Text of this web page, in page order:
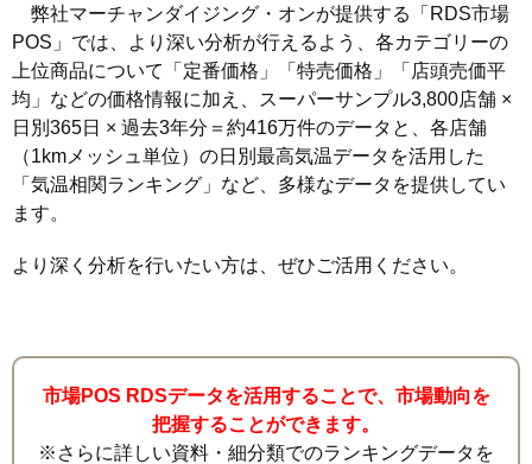
弊社マーチャンダイジング・オンが提供する「RDS市場
POS」では、より深い分析が行えるよう、各カテゴリーの
上位商品について「定番価格」「特売価格」「店頭売価平
均」などの価格情報に加え、スーパーサンプル3,800店舗 ×
日別365日 × 過去3年分＝約416万件のデータと、各店舗
（1kmメッシュ単位）の日別最高気温データを活用した
「気温相関ランキング」など、多様なデータを提供してい
ます。
より深く分析を行いたい方は、ぜひご活用ください。
市場POS RDSデータを活用することで、市場動向を
把握することができます。
※さらに詳しい資料・細分類でのランキングデータを